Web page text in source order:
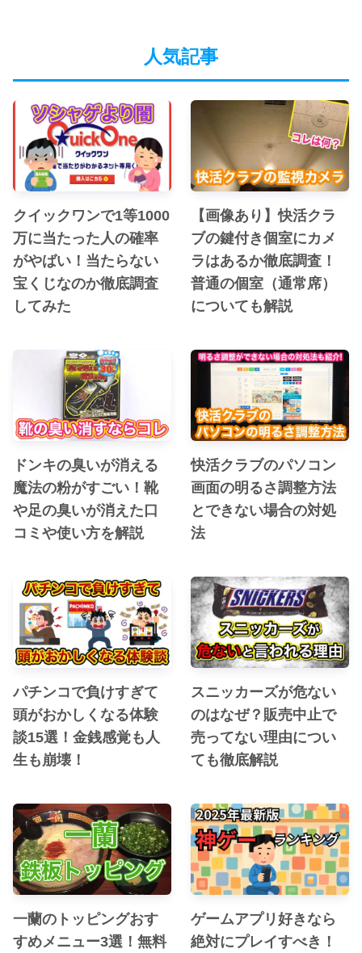
人気記事
クイックワンで1等1000
万に当たった人の確率
がやばい！当たらない
宝くじなのか徹底調査
してみた
【画像あり】快活クラ
ブの鍵付き個室にカメ
ラはあるか徹底調査！
普通の個室（通常席）
についても解説
ドンキの臭いが消える
魔法の粉がすごい！靴
や足の臭いが消えた口
コミや使い方を解説
快活クラブのパソコン
画面の明るさ調整方法
とできない場合の対処
法
パチンコで負けすぎて
頭がおかしくなる体験
談15選！金銭感覚も人
生も崩壊！
スニッカーズが危ない
のはなぜ？販売中止で
売ってない理由につい
ても徹底解説
一蘭のトッピングおす
すめメニュー3選！無料
ゲームアプリ好きなら
絶対にプレイすべき！